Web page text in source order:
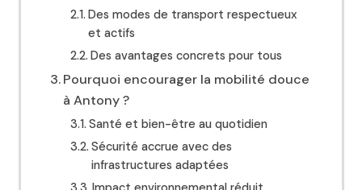
Des modes de transport respectueux
et actifs
Des avantages concrets pour tous
Pourquoi encourager la mobilité douce
à Antony ?
Santé et bien-être au quotidien
Sécurité accrue avec des
infrastructures adaptées